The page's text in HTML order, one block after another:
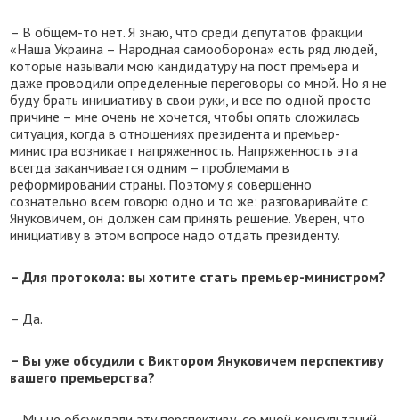
– В общем-то нет. Я знаю, что среди депутатов фракции
«Наша Украина – Народная самооборона» есть ряд людей,
которые называли мою кандидатуру на пост премьера и
даже проводили определенные переговоры со мной. Но я не
буду брать инициативу в свои руки, и все по одной просто
причине – мне очень не хочется, чтобы опять сложилась
ситуация, когда в отношениях президента и премьер-
министра возникает напряженность. Напряженность эта
всегда заканчивается одним – проблемами в
реформировании страны. Поэтому я совершенно
сознательно всем говорю одно и то же: разговаривайте с
Януковичем, он должен сам принять решение. Уверен, что
инициативу в этом вопросе надо отдать президенту.
– Для протокола: вы хотите стать премьер-министром?
– Да.
– Вы уже обсудили с Виктором Януковичем перспективу
вашего премьерства?